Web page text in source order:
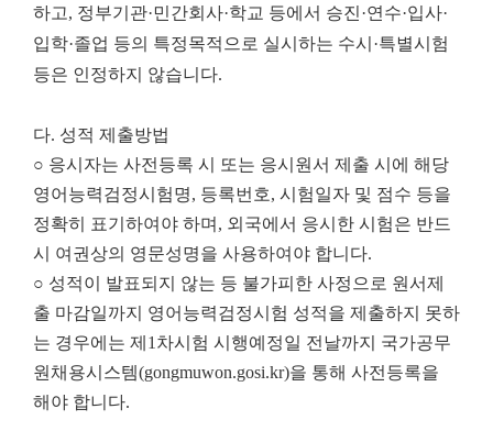
하고, 정부기관·민간회사·학교 등에서 승진·연수·입사·
입학·졸업 등의 특정목적으로 실시하는 수시·특별시험
등은 인정하지 않습니다.
다. 성적 제출방법
○ 응시자는 사전등록 시 또는 응시원서 제출 시에 해당
영어능력검정시험명, 등록번호, 시험일자 및 점수 등을
정확히 표기하여야 하며, 외국에서 응시한 시험은 반드
시 여권상의 영문성명을 사용하여야 합니다.
○ 성적이 발표되지 않는 등 불가피한 사정으로 원서제
출 마감일까지 영어능력검정시험 성적을 제출하지 못하
는 경우에는 제1차시험 시행예정일 전날까지 국가공무
원채용시스템(gongmuwon.gosi.kr)을 통해 사전등록을
해야 합니다.